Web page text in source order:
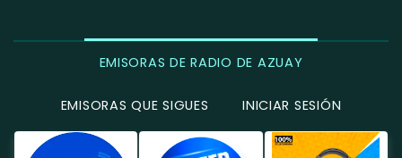
EMISORAS DE RADIO DE AZUAY
EMISORAS QUE SIGUES INICIAR SESIÓN